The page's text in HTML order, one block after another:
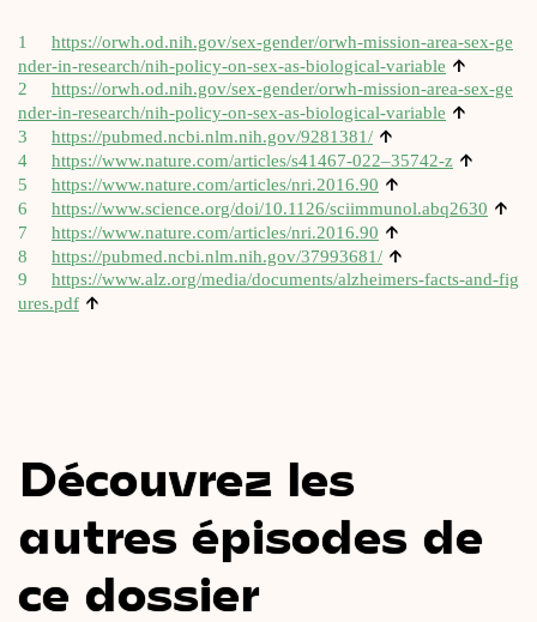
1
https://​orwh​.od​.nih​.gov/​s​e​x​-​g​e​n​d​e​r​/​o​r​w​h​-​m​i​s​s​i​o​n​-​a​r​e​a​-​s​e​x​-​g​e​
n​d​e​r​-​i​n​-​r​e​s​e​a​r​c​h​/​n​i​h​-​p​o​l​i​c​y​-​o​n​-​s​e​x​-​a​s​-​b​i​o​l​o​g​i​c​a​l​-​v​a​r​iable ↑
2
https://​orwh​.od​.nih​.gov/​s​e​x​-​g​e​n​d​e​r​/​o​r​w​h​-​m​i​s​s​i​o​n​-​a​r​e​a​-​s​e​x​-​g​e​
n​d​e​r​-​i​n​-​r​e​s​e​a​r​c​h​/​n​i​h​-​p​o​l​i​c​y​-​o​n​-​s​e​x​-​a​s​-​b​i​o​l​o​g​i​c​a​l​-​v​a​r​iable ↑
3 https://​pub​med​.ncbi​.nlm​.nih​.gov/​9​2​8​1381/ ↑
4 https://www.nature.com/articles/s41467-022–35742‑z ↑
5 https://​www​.nature​.com/​a​r​t​i​c​l​e​s​/​n​r​i​.​2​0​16.90 ↑
6 https://​www​.science​.org/​d​o​i​/​1​0​.​1​1​2​6​/​s​c​i​i​m​m​u​n​o​l​.​a​b​q2630 ↑
7 https://​www​.nature​.com/​a​r​t​i​c​l​e​s​/​n​r​i​.​2​0​16.90 ↑
8 https://​pub​med​.ncbi​.nlm​.nih​.gov/​3​7​9​9​3681/ ↑
9
https://​www​.alz​.org/​m​e​d​i​a​/​d​o​c​u​m​e​n​t​s​/​a​l​z​h​e​i​m​e​r​s​-​f​a​c​t​s​-​a​n​d​-​f​i​g​
u​r​e​s.pdf ↑
Découvrez les
autres épisodes de
ce dossier